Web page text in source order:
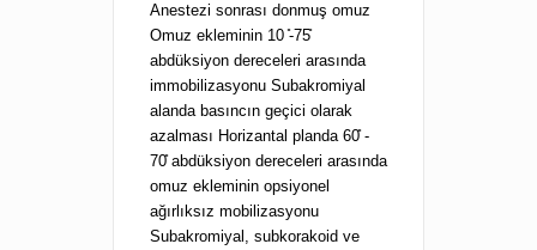
Anestezi sonrası donmuş omuz
Omuz ekleminin 10 ̊-75̊
abdüksiyon dereceleri arasında
immobilizasyonu Subakromiyal
alanda basıncın geçici olarak
azalması Horizantal planda 60̊ -
70̊ abdüksiyon dereceleri arasında
omuz ekleminin opsiyonel
ağırlıksız mobilizasyonu
Subakromiyal, subkorakoid ve